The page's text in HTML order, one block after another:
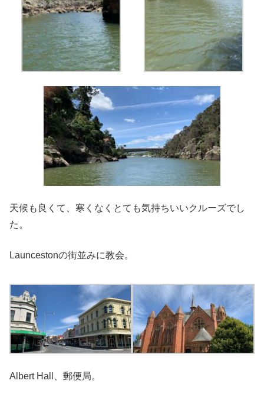
天候も良くて、寒くなくとても気持ちいいクルーズでし
た。
Launcestonの街並みに教会。
Albert Hall、郵便局。